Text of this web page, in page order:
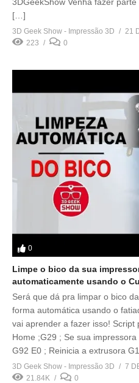
3DGeekShow Venha fazer
[…]
3D Geek Show - Impressão 3D
21
223
0
0
Limpe o bico da sua
automaticamente usando o
Será que dá pra limpar o bico
forma automática usando o
vai aprender a fazer isso! Script
Home ;G29 ; Se sua
G92 E0 ; Reinicia a extrusora
3D Geek Show - Impressão 3D
7
21.84K
0